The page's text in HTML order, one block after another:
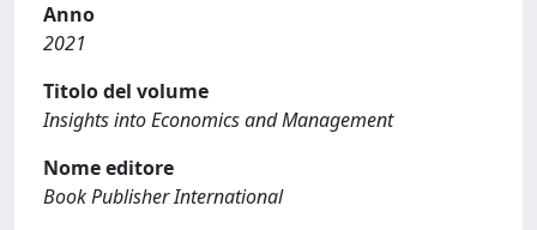
Anno
2021
Titolo del volume
Insights into Economics and Management
Nome editore
Book Publisher International